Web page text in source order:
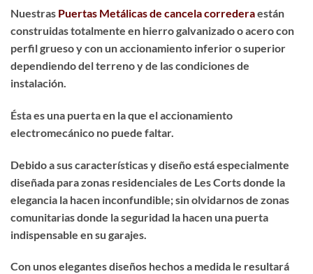
Nuestras Puertas Metálicas de cancela correderaestán
construidas totalmente en hierro galvanizado o acero con
perfil grueso y con un accionamiento inferior o superior
dependiendo del terreno y de las condiciones de
instalación.
Ésta es una puerta en la que el accionamiento
electromecánico no puede faltar.
Debido a sus características y diseño está especialmente
diseñada para zonas residenciales de Les Corts donde la
elegancia la hacen inconfundible; sin olvidarnos de zonas
comunitarias donde la seguridad la hacen una puerta
indispensable en su garajes.
Con unos elegantes diseños hechos a medida le resultará